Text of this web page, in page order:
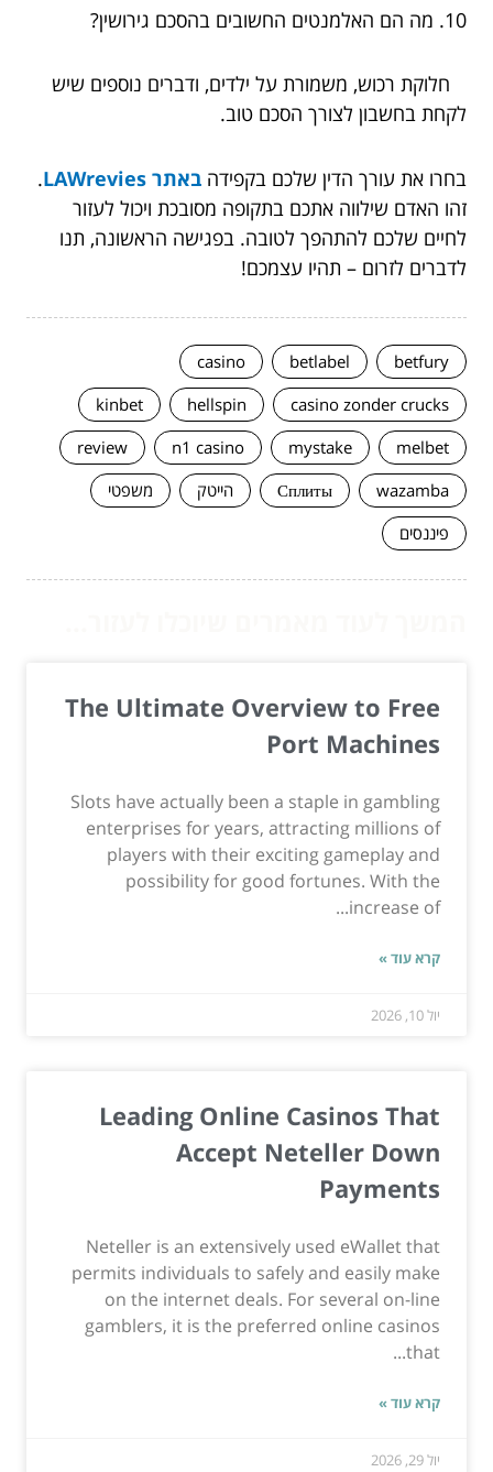
10. מה הם האלמנטים החשובים בהסכם גירושין?
חלוקת רכוש, משמורת על ילדים, ודברים נוספים שיש
לקחת בחשבון לצורך הסכם טוב.
בחרו את עורך הדין שלכם בקפידה באתר LAWrevies
.
זהו האדם שילווה אתכם בתקופה מסובכת ויכול לעזור
לחיים שלכם להתהפך לטובה. בפגישה הראשונה, תנו
לדברים לזרום – תהיו עצמכם!
betfury
betlabel
casino
casino zonder crucks
hellspin
kinbet
melbet
mystake
n1 casino
review
wazamba
Сплиты הייטק
משפטי
פיננסים
The Ultimate Overview to Free
Port Machines
Slots have actually been a staple in gambling
enterprises for years, attracting millions of
players with their exciting gameplay and
possibility for good fortunes. With the
increase of...
קרא עוד »
יול 10, 2026
Leading Online Casinos That
Accept Neteller Down
Payments
Neteller is an extensively used eWallet that
permits individuals to safely and easily make
on the internet deals. For several on-line
gamblers, it is the preferred online casinos
that...
קרא עוד »
יול 29, 2026